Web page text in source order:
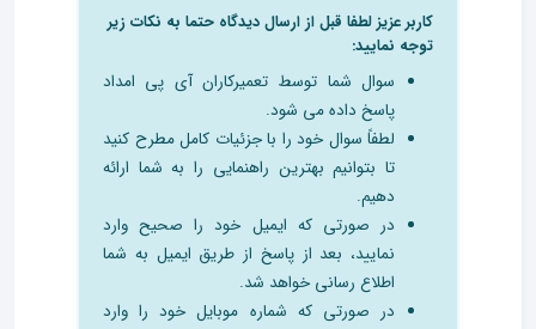
کاربر عزیز لطفا قبل از ارسال دیدگاه حتما به نکات زیر
توجه نمایید:
سوال شما توسط تعمیرکاران آی پی امداد
پاسخ داده می شود.
لطفاً سوال خود را با جزئیات کامل مطرح کنید
تا بتوانیم بهترین راهنمایی را به شما ارائه
دهیم.
در صورتی که ایمیل خود را صحیح وارد
نمایید، بعد از پاسخ از طریق ایمیل به شما
اطلاع رسانی خواهد شد.
در صورتی که شماره موبایل خود را وارد